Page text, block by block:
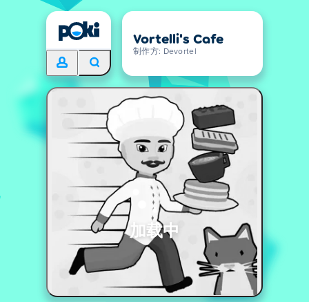
Vortelli's Cafe
制作方: Devortel
加载中